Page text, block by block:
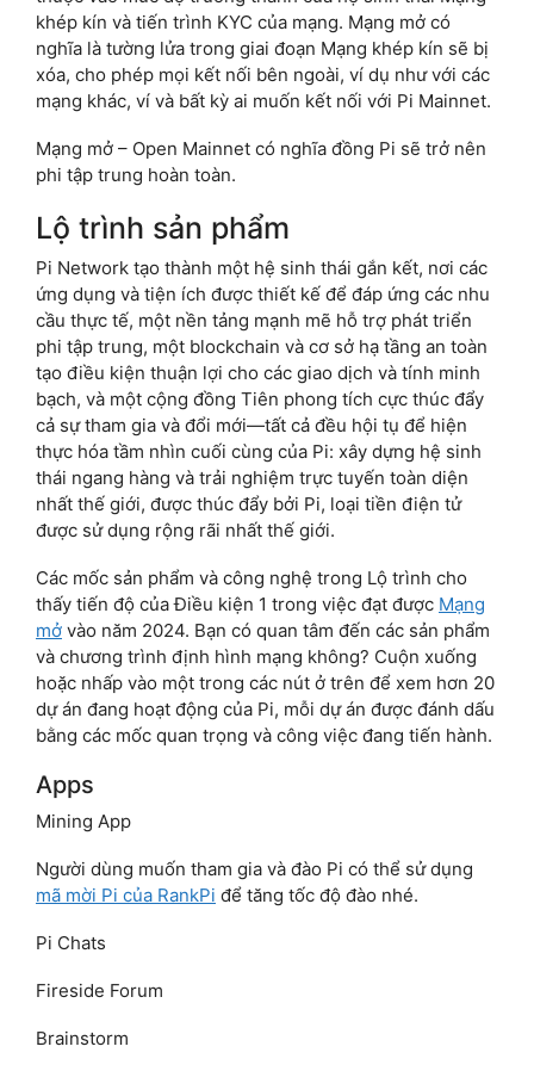
khép kín và tiến trình KYC của mạng. Mạng mở có
nghĩa là tường lửa trong giai đoạn Mạng khép kín sẽ bị
xóa, cho phép mọi kết nối bên ngoài, ví dụ như với các
mạng khác, ví và bất kỳ ai muốn kết nối với Pi Mainnet.
Mạng mở – Open Mainnet có nghĩa đồng Pi sẽ trở nên
phi tập trung hoàn toàn.
Lộ trình sản phẩm
Pi Network tạo thành một hệ sinh thái gắn kết, nơi các
ứng dụng và tiện ích được thiết kế để đáp ứng các nhu
cầu thực tế, một nền tảng mạnh mẽ hỗ trợ phát triển
phi tập trung, một blockchain và cơ sở hạ tầng an toàn
tạo điều kiện thuận lợi cho các giao dịch và tính minh
bạch, và một cộng đồng Tiên phong tích cực thúc đẩy
cả sự tham gia và đổi mới—tất cả đều hội tụ để hiện
thực hóa tầm nhìn cuối cùng của Pi: xây dựng hệ sinh
thái ngang hàng và trải nghiệm trực tuyến toàn diện
nhất thế giới, được thúc đẩy bởi Pi, loại tiền điện tử
được sử dụng rộng rãi nhất thế giới.
Các mốc sản phẩm và công nghệ trong Lộ trình cho
thấy tiến độ của Điều kiện 1 trong việc đạt được Mạng
mở vào năm 2024. Bạn có quan tâm đến các sản phẩm
và chương trình định hình mạng không? Cuộn xuống
hoặc nhấp vào một trong các nút ở trên để xem hơn 20
dự án đang hoạt động của Pi, mỗi dự án được đánh dấu
bằng các mốc quan trọng và công việc đang tiến hành.
Apps
Mining App
Người dùng muốn tham gia và đào Pi có thể sử dụng
mã mời Pi của RankPi để tăng tốc độ đào nhé.
Pi Chats
Fireside Forum
Brainstorm